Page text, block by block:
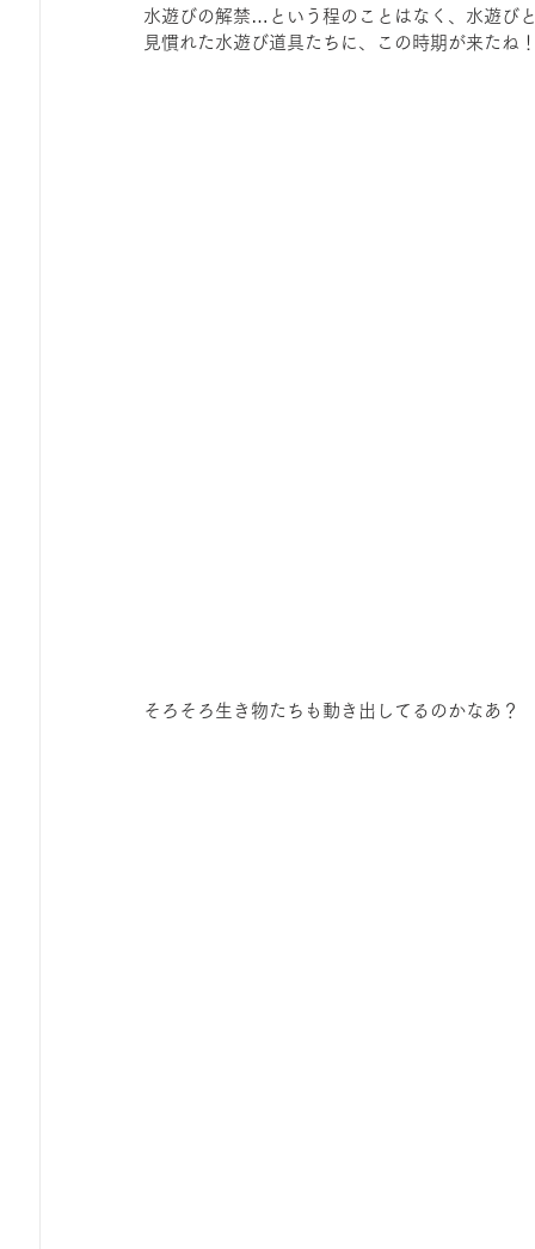
水遊びの解禁…という程のことはなく、水遊び
見慣れた水遊び道具たちに、この時期が来たね
そろそろ生き物たちも動き出してるのかなあ？